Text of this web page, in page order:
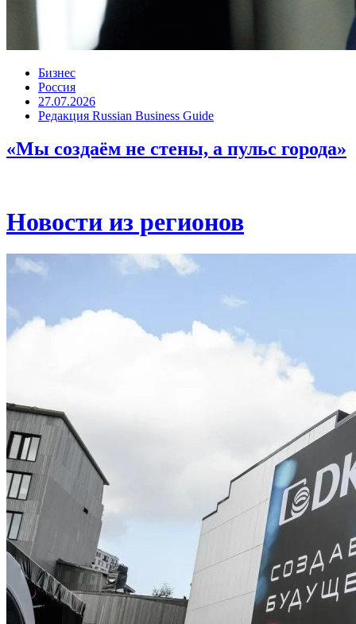
Бизнес
Россия
27.07.2026
Редакция Russian Business Guide
«Мы создаём не стены, а пульс города»
Новости из регионов